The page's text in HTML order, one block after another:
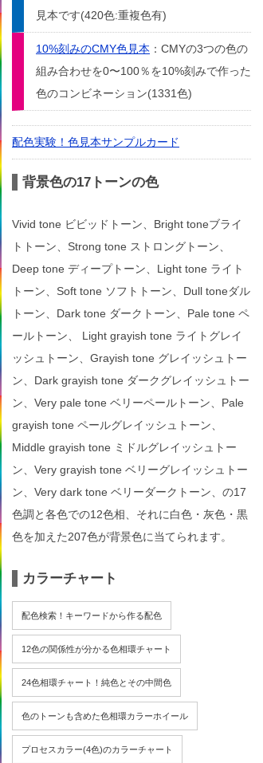
見本です(420色:重複色有)
10%刻みのCMY色見本 ：CMYの3つの色の
組み合わせを0〜100％を10%刻みで作った
色のコンビネーション(1331色)
配色実験！色見本サンプルカード
背景色の17トーンの色
Vivid tone ビビッドトーン、Bright toneブライ
トトーン、Strong tone ストロングトーン、
Deep tone ディープトーン、Light tone ライト
トーン、Soft tone ソフトトーン、Dull toneダル
トーン、Dark tone ダークトーン、Pale tone ペ
ールトーン、 Light grayish tone ライトグレイ
ッシュトーン、Grayish tone グレイッシュトー
ン、Dark grayish tone ダークグレイッシュトー
ン、Very pale tone ベリーペールトーン、Pale
grayish tone ペールグレイッシュトーン、
Middle grayish tone ミドルグレイッシュトー
ン、Very grayish tone ベリーグレイッシュトー
ン、Very dark tone ベリーダークトーン、の17
色調と各色での12色相、それに白色・灰色・黒
色を加えた207色が背景色に当てられます。
カラーチャート
配色検索！キーワードから作る配色
12色の関係性が分かる色相環チャート
24色相環チャート！純色とその中間色
色のトーンも含めた色相環カラーホイール
プロセスカラー(4色)のカラーチャート